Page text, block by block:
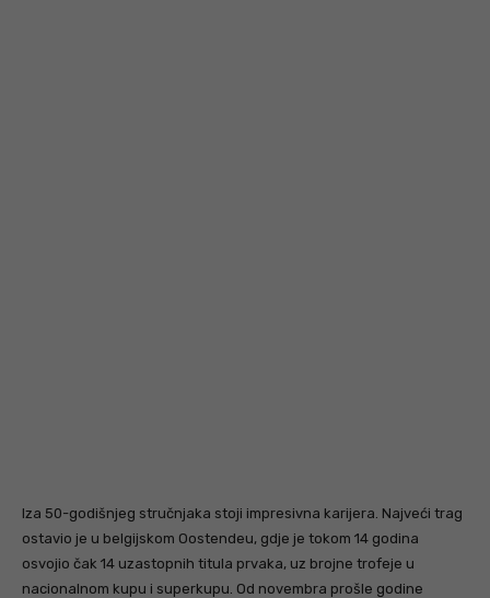
Iza 50-godišnjeg stručnjaka stoji impresivna karijera. Najveći trag
ostavio je u belgijskom Oostendeu, gdje je tokom 14 godina
osvojio čak 14 uzastopnih titula prvaka, uz brojne trofeje u
nacionalnom kupu i superkupu. Od novembra prošle godine